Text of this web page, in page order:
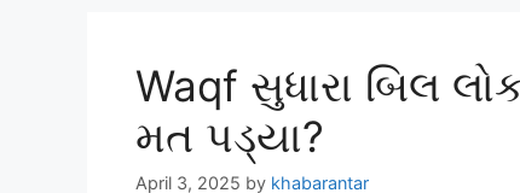
Waqf સુધારા બિલ
મત પડ્યા?
April 3, 2025 by khabarantar